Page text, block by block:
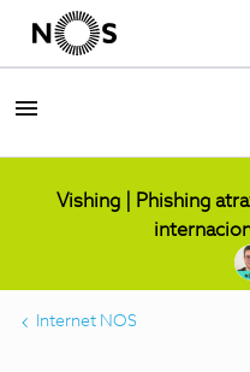
Vishing | Phishing
Internet NOS